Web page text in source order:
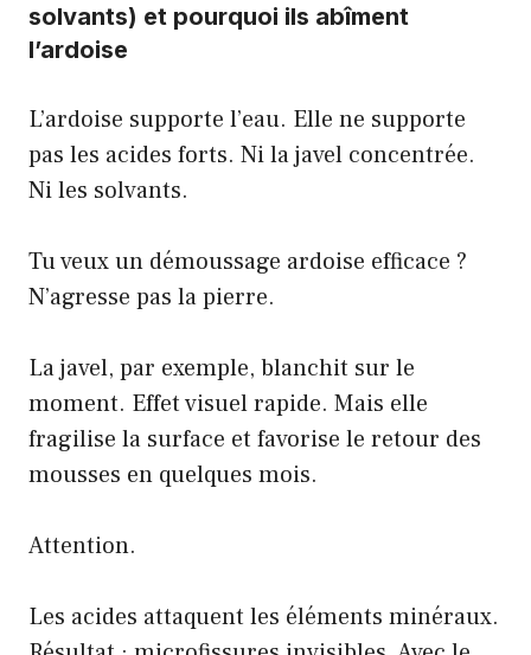
solvants) et pourquoi ils abîment
l’ardoise
L’ardoise supporte l’eau. Elle ne supporte
pas les acides forts. Ni la javel concentrée.
Ni les solvants.
Tu veux un démoussage ardoise efficace ?
N’agresse pas la pierre.
La javel, par exemple, blanchit sur le
moment. Effet visuel rapide. Mais elle
fragilise la surface et favorise le retour des
mousses en quelques mois.
Attention.
Les acides attaquent les éléments minéraux.